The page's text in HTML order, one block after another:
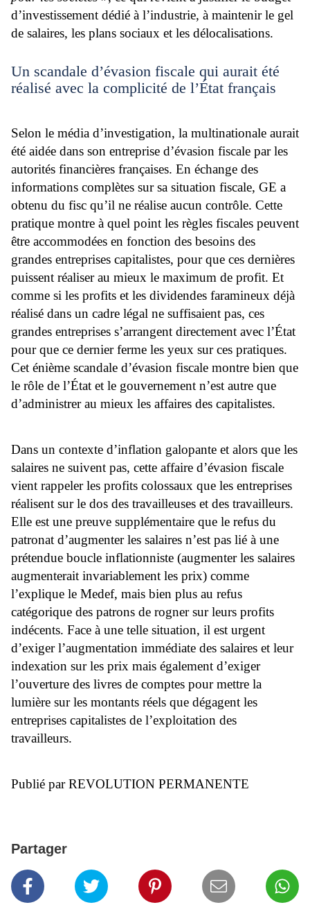
d’investissement dédié à l’industrie, à maintenir le gel
de salaires, les plans sociaux et les délocalisations.
Un scandale d’évasion fiscale qui aurait été
réalisé avec la complicité de l’État français
Selon le média d’investigation, la multinationale aurait
été aidée dans son entreprise d’évasion fiscale par les
autorités financières françaises. En échange des
informations complètes sur sa situation fiscale, GE a
obtenu du fisc qu’il ne réalise aucun contrôle. Cette
pratique montre à quel point les règles fiscales peuvent
être accommodées en fonction des besoins des
grandes entreprises capitalistes, pour que ces dernières
puissent réaliser au mieux le maximum de profit. Et
comme si les profits et les dividendes faramineux déjà
réalisé dans un cadre légal ne suffisaient pas, ces
grandes entreprises s’arrangent directement avec l’État
pour que ce dernier ferme les yeux sur ces pratiques.
Cet énième scandale d’évasion fiscale montre bien que
le rôle de l’État et le gouvernement n’est autre que
d’administrer au mieux les affaires des capitalistes.
Dans un contexte d’inflation galopante et alors que les
salaires ne suivent pas, cette affaire d’évasion fiscale
vient rappeler les profits colossaux que les entreprises
réalisent sur le dos des travailleuses et des travailleurs.
Elle est une preuve supplémentaire que le refus du
patronat d’augmenter les salaires n’est pas lié à une
prétendue boucle inflationniste (augmenter les salaires
augmenterait invariablement les prix) comme
l’explique le Medef, mais bien plus au refus
catégorique des patrons de rogner sur leurs profits
indécents. Face à une telle situation, il est urgent
d’exiger l’augmentation immédiate des salaires et leur
indexation sur les prix mais également d’exiger
l’ouverture des livres de comptes pour mettre la
lumière sur les montants réels que dégagent les
entreprises capitalistes de l’exploitation des
travailleurs.
Publié par REVOLUTION PERMANENTE
Partager